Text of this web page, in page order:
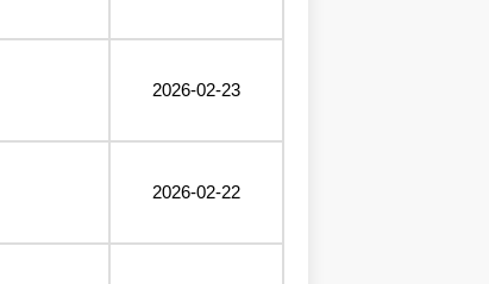
2026-02-23
2026-02-22